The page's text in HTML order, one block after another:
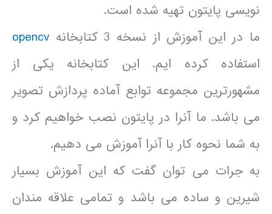
نویسی پایتون تهیه شده است.
ما در این آموزش از نسخه 3 کتابخانه
opencv
استفاده کرده ایم. این کتابخانه یکی از
مشهورترین مجموعه توابع آماده پردازش تصویر
می باشد. ما آنرا در پایتون نصب خواهیم کرد و
به شما نحوه کار با آنرا آموزش می دهیم.
به جرات می توان گفت که این آموزش بسیار
شیرین و ساده می باشد و تمامی علاقه مندان